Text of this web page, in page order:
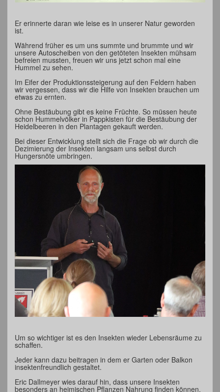
Er erinnerte daran wie leise es in unserer Natur geworden
ist.
Während früher es um uns summte und brummte und wir
unsere Autoscheiben von den getöteten Insekten mühsam
befreien mussten, freuen wir uns jetzt schon mal eine
Hummel zu sehen.
Im Eifer der Produktionssteigerung auf den Feldern haben
wir vergessen, dass wir die Hilfe von Insekten brauchen um
etwas zu ernten.
Ohne Bestäubung gibt es keine Früchte. So müssen heute
schon Hummelvölker in Pappkisten für die Bestäubung der
Heidelbeeren in den Plantagen gekauft werden.
Bei dieser Entwicklung stellt sich die Frage ob wir durch die
Dezimierung der Insekten langsam uns selbst durch
Hungersnöte umbringen.
Um so wichtiger ist es den Insekten wieder Lebensräume zu
schaffen.
Jeder kann dazu beitragen in dem er Garten oder Balkon
insektenfreundlich gestaltet.
Eric Dallmeyer wies darauf hin, dass unsere Insekten
besonders an heimischen Pflanzen Nahrung finden können.